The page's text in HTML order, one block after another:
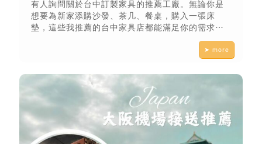
有人詢問關於台中訂製家具的推薦工廠。無論你是
想要為新家添購沙發、茶几、餐桌，購入一張床
墊，這些我推薦的台中家具店都能滿足你的需求，
且地點橫跨台中西屯、南屯、大里，甚至是大雅。
➤ more